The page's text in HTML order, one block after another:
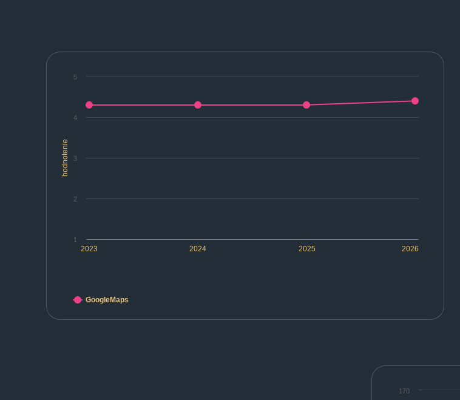
hodnotenie
2023 2024 2025 2026
1
2
3
4
5
GoogleMaps
170